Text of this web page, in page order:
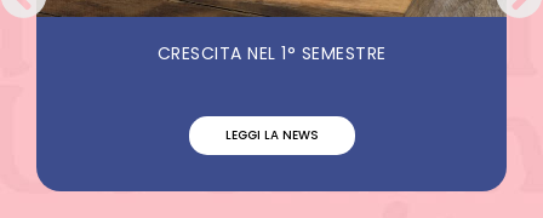
CRESCITA NEL 1° SEMESTRE
LEGGI LA NEWS